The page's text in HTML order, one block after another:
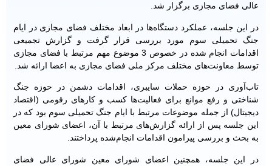
عالی فضای مجازی برگزار شد.
در این جلسه، عملکرد دستگاه‌ها در ابعاد مختلف فضای مجازی در ایام
جنگ تحمیلی سوم مورد بررسی قرار گرفت و گزارش تجمیعی
اقدامات انجام شده در خصوص 3 موضوع مهم مرتبط با فضای مجازی
توسط معاونت‌های مختلف مرکز ملی فضای مجازی به اعضا ارائه شد.
تاب‌آوری در حوزه حملات سایبری، اقدامات دشمن در حوزه جنگ
شناختی و رفع موانع برای فعالیت‌ها کسب و کارهای رقومی (اقتصاد
دیجیتال) از جمله موضوعات مرتبط با ایام جنگ تحمیلی سوم بود که در
این جلسه پس از ارائه گزارش‌های مرتبط با آن، اعضای شورای معین
به بحث و بررسی پیرامون اقدامات انجام‌شده پرداختند.
در این جلسه، همچنین اعضای شورای معین شورای عالی فضای